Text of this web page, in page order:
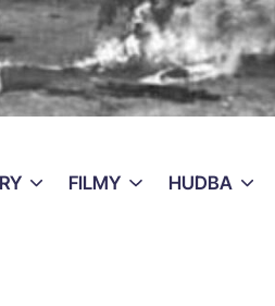
FILMY HUDBA